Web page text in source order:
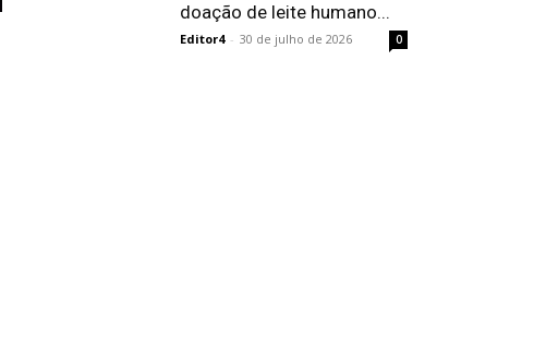
doação de leite humano...
Editor4 - 30 de julho de 2026 0